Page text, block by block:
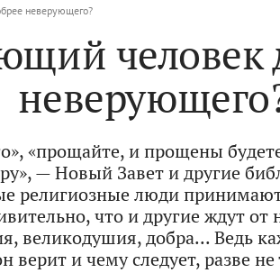
неверующего?
человек
«прощайте, и прощены
— Новый Завет и другие
религиозные люди
что и другие ждут
великодушия, добра... Ведь
верит и чему следует, разве не